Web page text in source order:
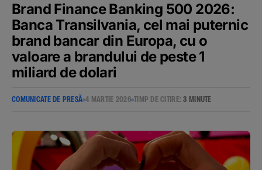
COMUNICATE DE PRESĂ
ANUNȚURI
Brand Finance Banking 500 2026:
Banca Transilvania, cel mai puternic
brand bancar din Europa, cu o
valoare a brandului de peste 1
miliard de dolari
COMUNICATE DE PRESĂ 4 MARTIE 2026 TIMP DE CITIRE:3 MINUTE